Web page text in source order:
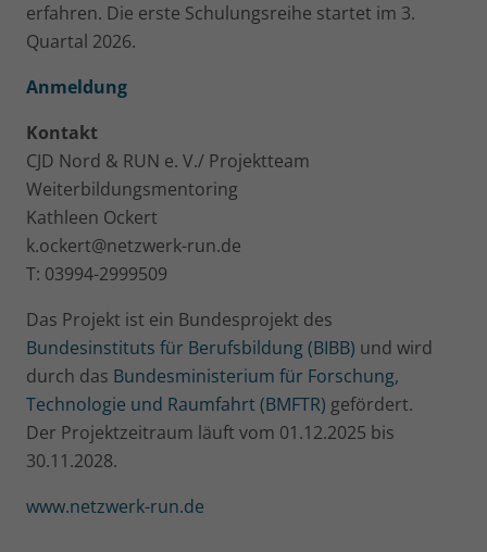
erfahren. Die erste Schulungsreihe startet im 3.
Quartal 2026.
Anmeldung
Kontakt
CJD Nord & RUN e. V./ Projektteam
Weiterbildungsmentoring
Kathleen Ockert
k.ockert@netzwerk-run.de
T: 03994-2999509
Das Projekt ist ein Bundesprojekt des
Bundesinstituts für Berufsbildung (BIBB) und wird
durch das Bundesministerium für Forschung,
Technologie und Raumfahrt (BMFTR) gefördert.
Der Projektzeitraum läuft vom 01.12.2025 bis
30.11.2028.
www.netzwerk-run.de